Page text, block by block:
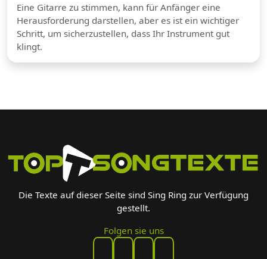
Eine Gitarre zu stimmen, kann für Anfänger eine
Herausforderung darstellen, aber es ist ein wichtiger
Schritt, um sicherzustellen, dass Ihr Instrument gut
klingt.
Die Texte auf dieser Seite sind Sing Ring zur Verfügung
gestellt.
Folgen sie uns